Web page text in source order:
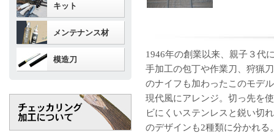
1946年の創業以来、親子３代
手加工の包丁や作業刀、狩猟
のナイフも加わったこのモデ
現代風にアレンジ。切っ先を
ビにくいステンレスと鋭い切
のデザインも2種類に分かれ
キット
メンテナンス材
模造刀